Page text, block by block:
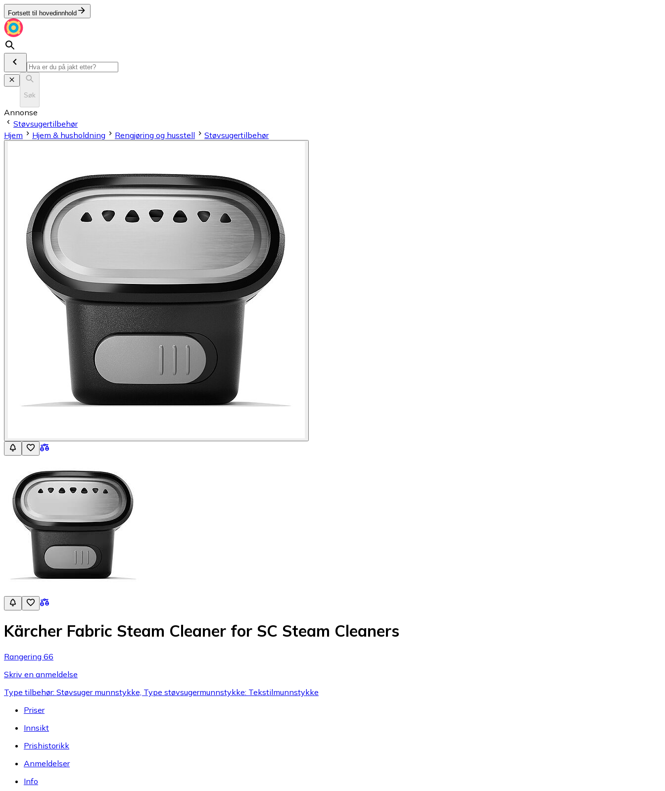
Fortsett til hovedinnhold
Søk
Annonse
Støvsugertilbehør
Hjem
Hjem & husholdning Rengjøring og husstell Støvsugertilbehør
Kärcher Fabric Steam Cleaner for SC Steam Cleaners
Rangering 66
Skriv en anmeldelse
Type tilbehør: Støvsuger munnstykke, Type støvsugermunnstykke: Tekstilmunnstykke
Priser
Innsikt
Prishistorikk
Anmeldelser
Info